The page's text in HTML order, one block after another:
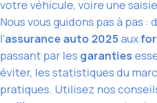
votre véhicule, voire une saisie
Nous vous guidons pas à pas :
l’assurance auto 2025aux
passant par les garanties
éviter, les statistiques du
pratiques. Utilisez nos